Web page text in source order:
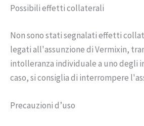
Possibili effetti collaterali
Non sono stati segnalati effetti
legati all'assunzione di Vermixin,
intolleranza individuale a uno degli
caso, si consiglia di interrompere
Precauzioni d’uso